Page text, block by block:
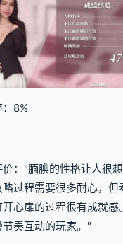
8%
价："腼腆的性格让人很
略过程需要很多耐心，但
开心扉的过程很有成就感
奏互动的玩家。"